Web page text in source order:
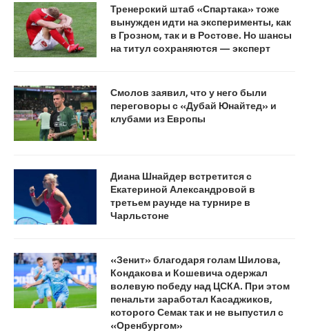
Тренерский штаб «Спартака» тоже
вынужден идти на эксперименты, как
в Грозном, так и в Ростове. Но шансы
на титул сохраняются — эксперт
Смолов заявил, что у него были
переговоры с «Дубай Юнайтед» и
клубами из Европы
Диана Шнайдер встретится с
Екатериной Александровой в
третьем раунде на турнире в
Чарльстоне
«Зенит» благодаря голам Шилова,
Кондакова и Кошевича одержал
волевую победу над ЦСКА. При этом
пенальти заработал Касаджиков,
которого Семак так и не выпустил с
«Оренбургом»